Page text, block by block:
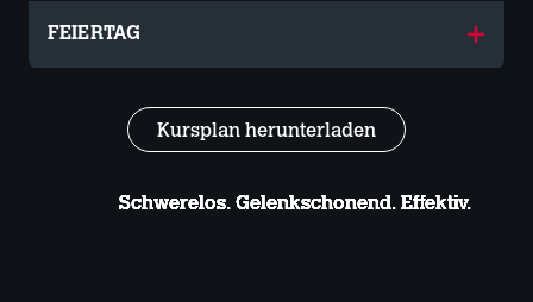
Schwerelos. Gelenkschonend. Effektiv.
Schwerelos. Gelenkschonend. Effektiv.
Schwerelos. Gelenkschonend. Effektiv.
Schwerelos. Gelenkschonend. Effektiv.
Schwerelos. Gelenkschonend. Effektiv.
Schwerelos. Gelenkschonend. Effektiv.
Schwerelos. Gelenkschonend. Effektiv.
FEIERTAG
Schwerelos. Gelenkschonend. Effektiv.
Kursplan herunterladen